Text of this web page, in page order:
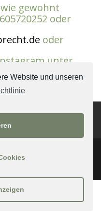
Website und unseren
gewohnt
oder
oder
unter
vorbei.
Impressum